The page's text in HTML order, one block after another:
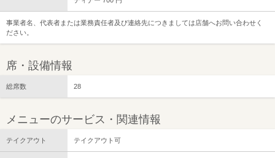
事業者名、代表者または業務責任者及び連絡先につきましては店舗へお問い合わせく
ださい。
席・設備情報
総席数 28
メニューのサービス・関連情報
テイクアウト テイクアウト可